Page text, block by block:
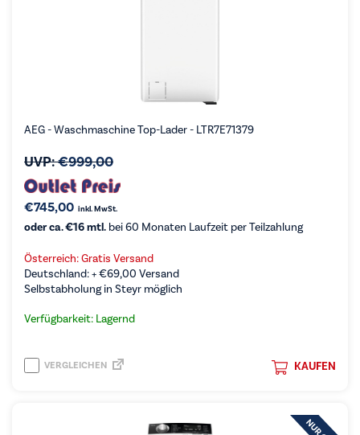
AEG - Waschmaschine Top-Lader - LTR7E71379
UVP:€999,00
€745,00 inkl. MwSt.
oder ca. €16 mtl. bei 60 Monaten Laufzeit per Teilzahlung
Österreich: Gratis Versand
Deutschland: +€69,00 Versand
Selbstabholung in Steyr möglich
Verfügbarkeit: Lagernd
KAUFEN
VERGLEICHEN